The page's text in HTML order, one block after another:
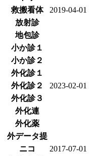
救搬看体
2019-04-01
放射診
地包診
小か診１
小か診２
外化診１
外化診２
2023-02-01
外化診３
外化連
外化薬
外データ提
ニコ
2017-07-01